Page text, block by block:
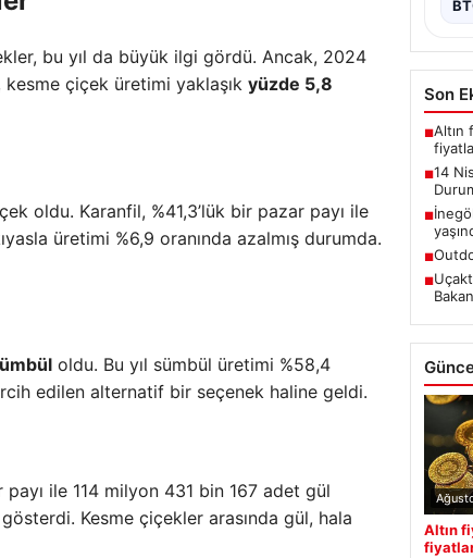
bu yıl da büyük ilgi gördü. Ancak, 2024
kesme çiçek üretimi yaklaşık yüzde 5,8
oldu. Karanfil, %41,3’lük bir pazar payı ile
üretimi %6,9 oranında azalmış durumda.
oldu. Bu yıl sümbül üretimi %58,4
edilen alternatif bir seçenek haline geldi.
ile 114 milyon 431 bin 167 adet gül
Kesme çiçekler arasında gül, hala
Son
■Altın
■14
■
■
■
Altın